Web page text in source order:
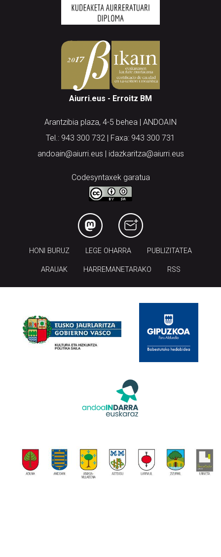
Aiurri.eus - Erroitz BM
Arantzibia plaza, 4-5 behea | ANDOAIN
Tel.: 943 300 732 | Faxa: 943 300 731
andoain@aiurri.eus | idazkaritza@aiurri.eus
Codesyntaxek garatua
HONI BURUZ LEGE OHARRA PUBLIZITATEA
ARAUAK HARREMANETARAKO RSS